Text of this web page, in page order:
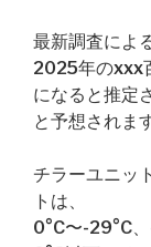
最新調査によ
2025年のxxx
になると推定
と予想されま
チラーユニッ
トは、
0°C〜-29°C